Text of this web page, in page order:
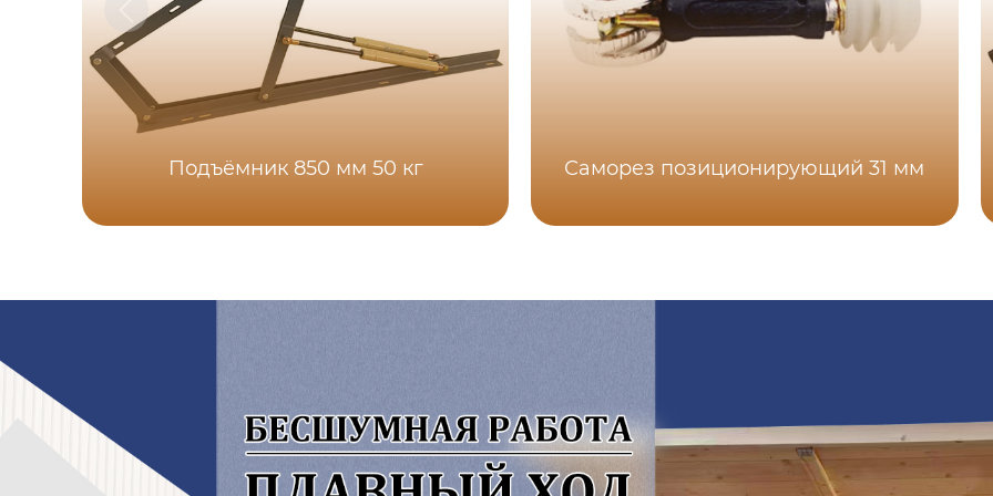
Подъёмник 850 мм 50 кг Саморез позиционирующий 31 мм